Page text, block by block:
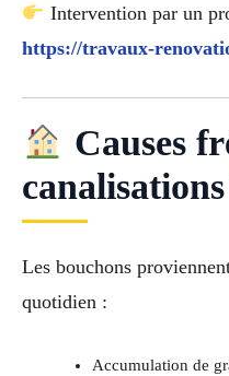
Intervention par un
https://travaux-
Causes
Les bouchons
quotidien :
Accumulation de